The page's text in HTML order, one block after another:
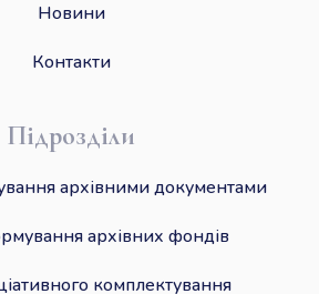
Новини
Контакти
Підрозділи
архівними документами
архівних фондів
комплектування